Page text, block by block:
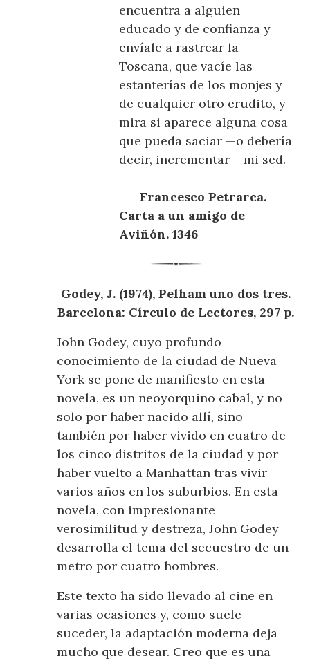
encuentra a alguien
educado y de confianza y
envíale a rastrear la
Toscana, que vacíe las
estanterías de los monjes y
de cualquier otro erudito, y
mira si aparece alguna cosa
que pueda saciar —o debería
decir, incrementar— mi sed.
Francesco Petrarca.
Carta a un amigo de
Aviñón. 1346
Godey, J. (1974), Pelham uno dos tres.
Barcelona: Círculo de Lectores, 297 p.
John Godey, cuyo profundo
conocimiento de la ciudad de Nueva
York se pone de manifiesto en esta
novela, es un neoyorquino cabal, y no
solo por haber nacido allí, sino
también por haber vivido en cuatro de
los cinco distritos de la ciudad y por
haber vuelto a Manhattan tras vivir
varios años en los suburbios. En esta
novela, con impresionante
verosimilitud y destreza, John Godey
desarrolla el tema del secuestro de un
metro por cuatro hombres.
Este texto ha sido llevado al cine en
varias ocasiones y, como suele
suceder, la adaptación moderna deja
mucho que desear. Creo que es una